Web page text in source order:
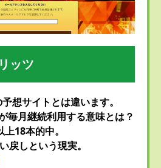
ッツ
想サイトとは違います。
毎月継続利用する意味とは？
18本的中。
戻しという現実。